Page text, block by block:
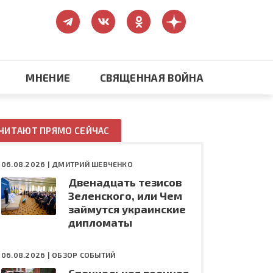
Конфликт на Украине
МНЕНИЕ СВЯЩЕННАЯ ВОЙНА
ПРЯМО СЕЙЧАС
06.08.2026 | ДМИТРИЙ ШЕВЧЕНКО
Двенадцать тезисов
Зеленского, или Чем
займутся украинские
дипломаты
06.08.2026 | ОБЗОР СОБЫТИЙ